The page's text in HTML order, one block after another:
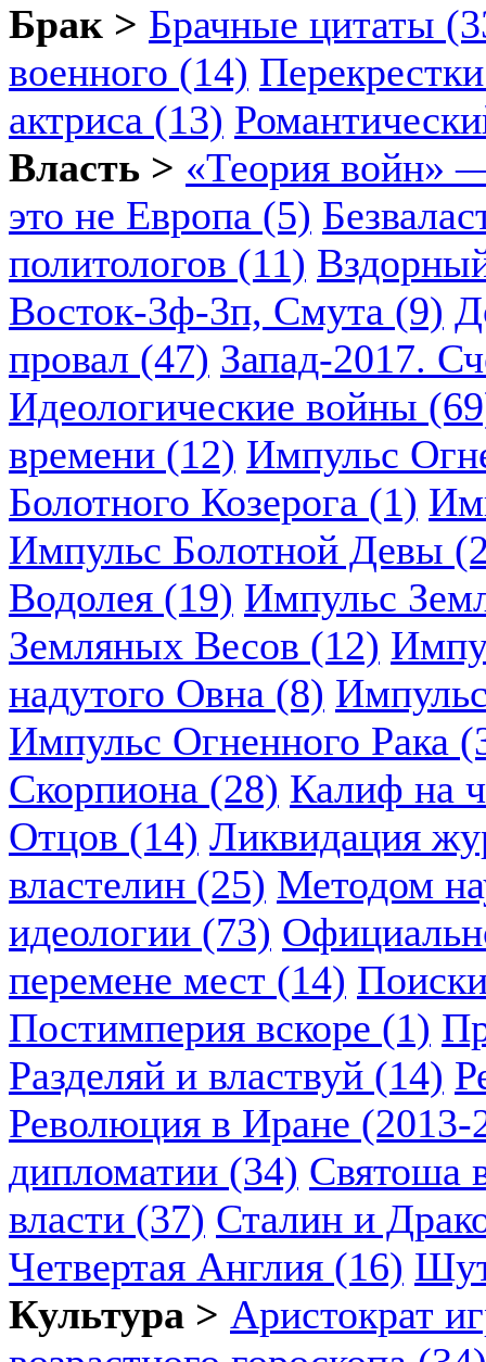
Брак > Брачные цитаты
военного (14)
актриса (13)
Власть > «Теория войн»
это не Европа (5)
политологов (11)
Восток-3ф-3п, Смута (9)
провал (47) Запад-2017.
Идеологические войны
времени (12) Импульс
Болотного Козерога (1)
Импульс Болотной Девы
Водолея (19) Импульс
Земляных Весов (12)
надутого Овна (8)
Импульс Огненного Рака
Скорпиона (28) Калиф на
Отцов (14) Ликвидация
властелин (25) Методом
идеологии (73)
перемене мест (14)
Постимперия вскоре (1)
Разделяй и властвуй (14)
Революция в Иране (2013-
дипломатии (34) Святоша
власти (37) Сталин и
Четвертая Англия (16)
Культура > Аристократ